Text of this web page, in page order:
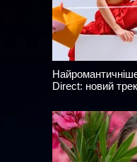
Direct: новий